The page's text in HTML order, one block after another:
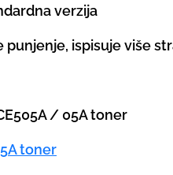
verzija
punjenje, ispisuje više
/ 05A toner
toner